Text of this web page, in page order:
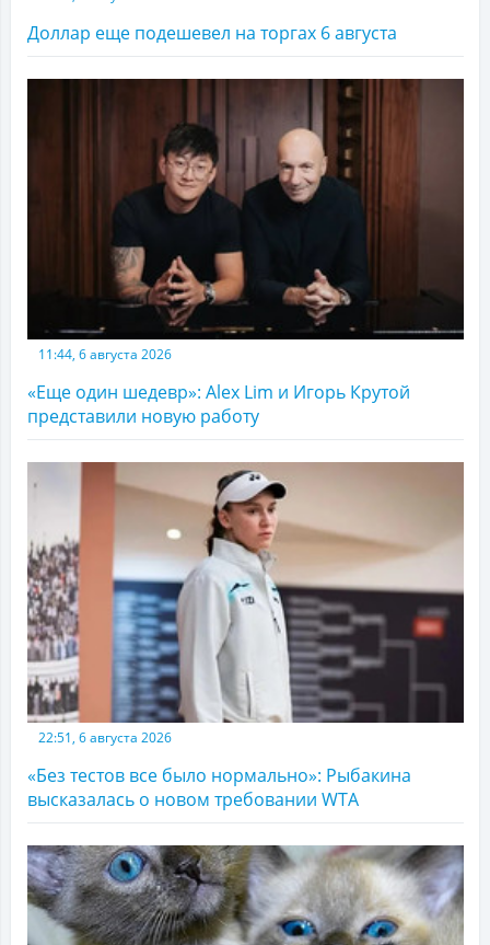
Доллар еще подешевел на торгах 6 августа
11:44, 6 августа 2026
«Еще один шедевр»: Alex Lim и Игорь Крутой
представили новую работу
22:51, 6 августа 2026
«Без тестов все было нормально»: Рыбакина
высказалась о новом требовании WTA